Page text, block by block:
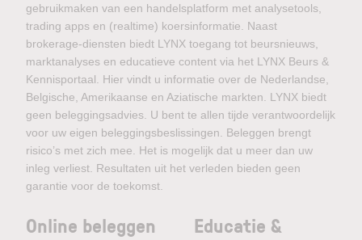
gebruikmaken van een handelsplatform met analysetools,
trading apps en (realtime) koersinformatie. Naast
brokerage-diensten biedt LYNX toegang tot beursnieuws,
marktanalyses en educatieve content via het LYNX Beurs &
Kennisportaal. Hier vindt u informatie over de Nederlandse,
Belgische, Amerikaanse en Aziatische markten. LYNX biedt
geen beleggingsadvies. U bent te allen tijde verantwoordelijk
voor uw eigen beleggingsbeslissingen. Beleggen brengt
risico’s met zich mee. Het is mogelijk dat u meer dan uw
inleg verliest. Resultaten uit het verleden bieden geen
garantie voor de toekomst.
Online beleggen
Educatie &